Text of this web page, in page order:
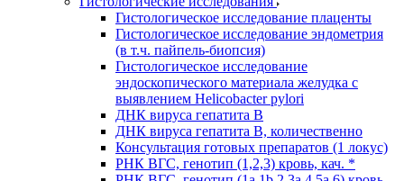
Гистологическое исследование плаценты
Гистологическое исследование эндометрия
(в т.ч. пайпель-биопсия)
Гистологическое исследование
эндоскопического материала желудка с
выявлением Helicobacter pylori
ДНК вируса гепатита B
ДНК вируса гепатита B, количественно
Консультация готовых препаратов (1 локус)
РНК ВГC, генотип (1,2,3) кровь, кач. *